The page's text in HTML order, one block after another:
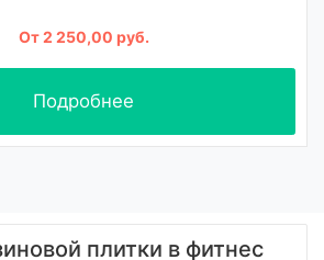
От 2 250,00 руб.
Подробнее
плитки в фитнес